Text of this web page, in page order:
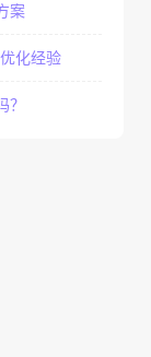
案
化经验